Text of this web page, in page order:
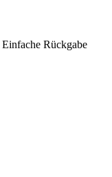
Einfache Rückgabe